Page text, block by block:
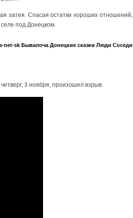
затея. Спасая остатки хороших отношений,
под Донецком.
net-sk Бывалоча Донецкие сказки Люди Соседи
3 ноября, произошел взрыв.